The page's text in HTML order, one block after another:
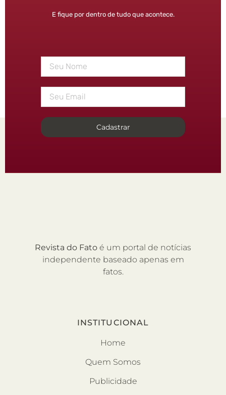
E fique por dentro de tudo que acontece.
Cadastrar
Revista do Fato é um portal de notícias
independente baseado apenas em
fatos.
INSTITUCIONAL
Home
Quem Somos
Publicidade